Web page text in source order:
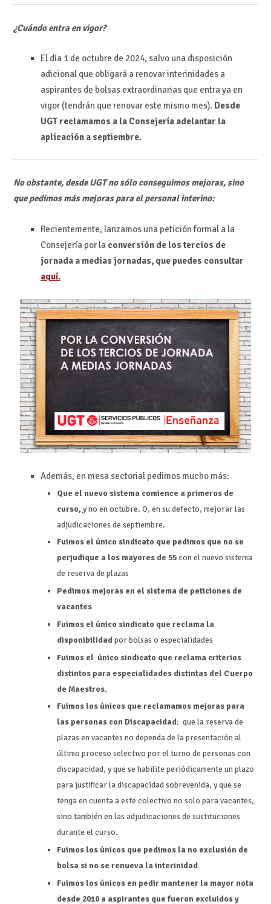
¿Cuándo entra en vigor?
El día 1 de octubre de 2024, salvo una disposición
adicional que obligará a renovar interinidades a
aspirantes de bolsas extraordinarias que entra ya en
vigor (tendrán que renovar este mismo mes). Desde
UGT reclamamos a la Consejería adelantar la
aplicación a septiembre.
No obstante, desde UGT no sólo conseguimos mejoras, sino
que pedimos más mejoras para el personal interino:
Recientemente, lanzamos una petición formal a la
Consejería por la conversión de los tercios de
jornada a medias jornadas, que puedes consultar
aquí.
Además, en mesa sectorial pedimos mucho más:
Que el nuevo sistema comience a primeros de
curso,y no en octubre. O, en su defecto, mejorar las
adjudicaciones de septiembre.
Fuimos el único sindicato que pedimos que no se
perjudique a los mayores de 55con el nuevo sistema
de reserva de plazas
Pedimos mejoras en el sistema de peticiones de
vacantes
Fuimos el único sindicato que reclama la
disponibilidadpor bolsas o especialidades
Fuimos el único sindicato que reclama criterios
distintos para especialidades distintas del Cuerpo
de Maestros.
Fuimos los únicos que reclamamos mejoras para
las personas con Discapacidad: que la reserva de
plazas en vacantes no dependa de la presentación al
último proceso selectivo por el turno de personas con
discapacidad, y que se habilite periódicamente un plazo
para justificar la discapacidad sobrevenida, y que se
tenga en cuenta a este colectivo no solo para vacantes,
sino también en las adjudicaciones de sustituciones
durante el curso.
Fuimos los únicos que pedimos la no exclusión de
bolsa si no se renueva la interinidad
Fuimos los únicos en pedir mantener la mayor nota
desde 2010 a aspirantes que fueron excluidos y